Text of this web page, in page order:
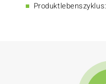
Produktlebenszyklus: